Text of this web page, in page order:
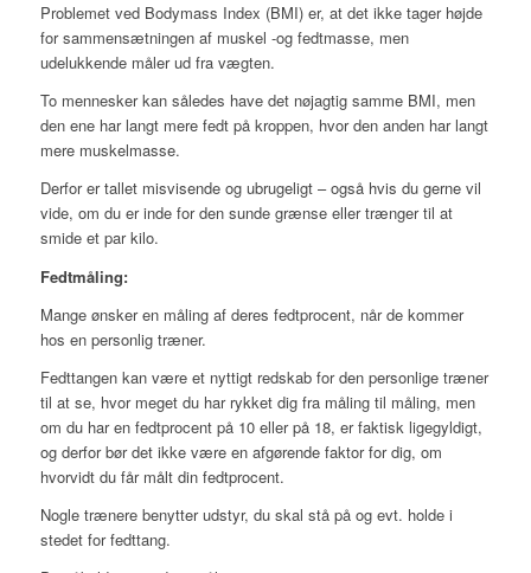
Problemet ved Bodymass Index (BMI) er, at det ikke tager højde
for sammensætningen af muskel -og fedtmasse, men
udelukkende måler ud fra vægten.
To mennesker kan således have det nøjagtig samme BMI, men
den ene har langt mere fedt på kroppen, hvor den anden har langt
mere muskelmasse.
Derfor er tallet misvisende og ubrugeligt – også hvis du gerne vil
vide, om du er inde for den sunde grænse eller trænger til at
smide et par kilo.
Fedtmåling:
Mange ønsker en måling af deres fedtprocent, når de kommer
hos en personlig træner.
Fedttangen kan være et nyttigt redskab for den personlige træner
til at se, hvor meget du har rykket dig fra måling til måling, men
om du har en fedtprocent på 10 eller på 18, er faktisk ligegyldigt,
og derfor bør det ikke være en afgørende faktor for dig, om
hvorvidt du får målt din fedtprocent.
Nogle trænere benytter udstyr, du skal stå på og evt. holde i
stedet for fedttang.